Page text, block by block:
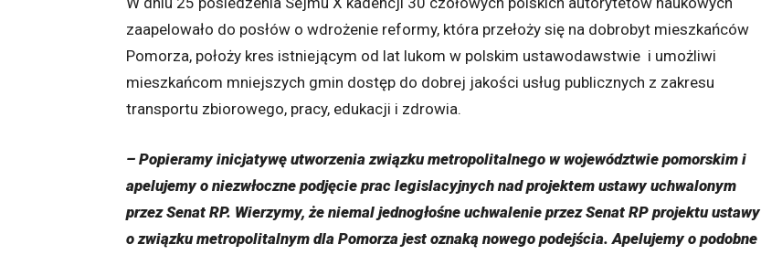
zaapelowało do posłów o wdrożenie reformy, która przełoży się na dobrobyt mieszkańców
Pomorza, położy kres istniejącym od lat lukom w polskim ustawodawstwie i umożliwi
mieszkańcom mniejszych gmin dostęp do dobrej jakości usług publicznych z zakresu
transportu zbiorowego, pracy, edukacji i zdrowia.
– Popieramy inicjatywę utworzenia związku metropolitalnego w województwie pomorskim i
apelujemy o niezwłoczne podjęcie prac legislacyjnych nad projektem ustawy uchwalonym
przez Senat RP. Wierzymy, że niemal jednogłośne uchwalenie przez Senat RP projektu ustawy
o związku metropolitalnym dla Pomorza jest oznaką nowego podejścia. Apelujemy o podobne